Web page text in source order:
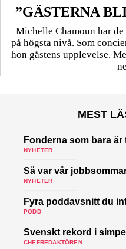
”GÄSTERNA
Michelle Chamoun har
på högsta nivå. Som
hon gästens upp­levelse.
MEST
Fonderna som bara
NYHETER
Så var vår
NYHETER
Fyra poddavsnitt du
PODD
Svenskt rekord i
CHEFREDAKTÖREN